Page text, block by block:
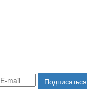
Подписаться